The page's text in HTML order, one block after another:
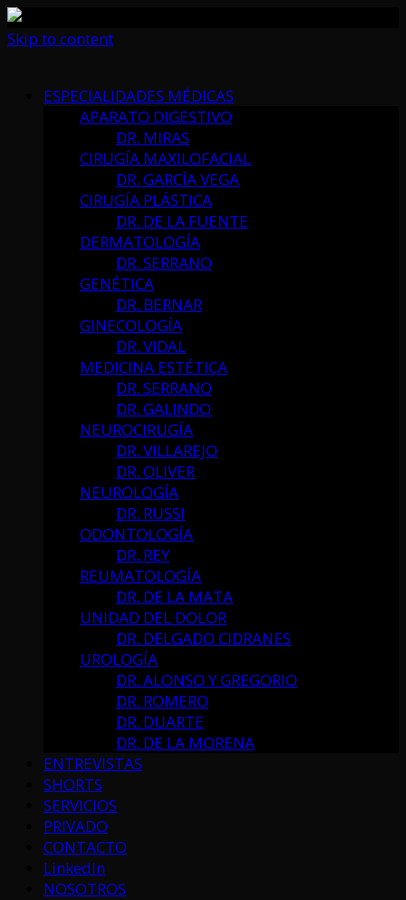
Skip to content
ESPECIALIDADES MÉDICAS
APARATO DIGESTIVO
DR. MIRAS
CIRUGÍA MAXILOFACIAL
DR. GARCÍA VEGA
CIRUGÍA PLÁSTICA
DR. DE LA FUENTE
DERMATOLOGÍA
DR. SERRANO
GENÉTICA
DR. BERNAR
GINECOLOGÍA
DR. VIDAL
MEDICINA ESTÉTICA
DR. SERRANO
DR. GALINDO
NEUROCIRUGÍA
DR. VILLAREJO
DR. OLIVER
NEUROLOGÍA
DR. RUSSI
ODONTOLOGÍA
DR. REY
REUMATOLOGÍA
DR. DE LA MATA
UNIDAD DEL DOLOR
DR. DELGADO CIDRANES
UROLOGÍA
DR. ALONSO Y GREGORIO
DR. ROMERO
DR. DUARTE
DR. DE LA MORENA
ENTREVISTAS
SHORTS
SERVICIOS
PRIVADO
CONTACTO
LinkedIn
NOSOTROS